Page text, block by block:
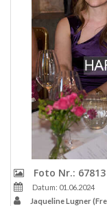
Foto Nr.: 67813
Datum: 01.06.2024
Jaqueline Lugner